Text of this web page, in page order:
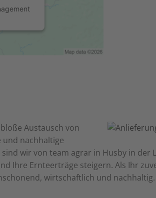
Austausch von
und nachhaltige
wir von team agrar in Husby in
Ihre Ernteerträge steigern. Als Ihr
wirtschaftlich und